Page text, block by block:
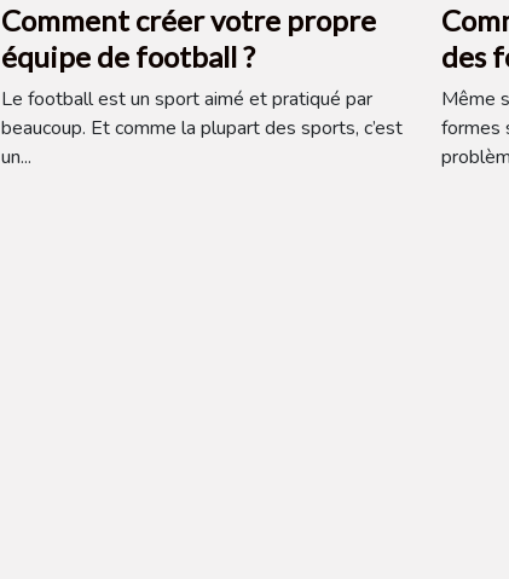
Comment créer votre propre
équipe de football ?
Le football est un sport aimé et pratiqué par
beaucoup. Et comme la plupart des sports, c’est
un...
des
Même
formes